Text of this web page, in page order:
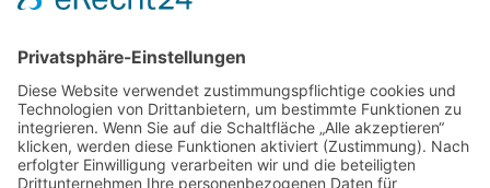
Tel.: (0351) 2031808
ALLGEMEIN